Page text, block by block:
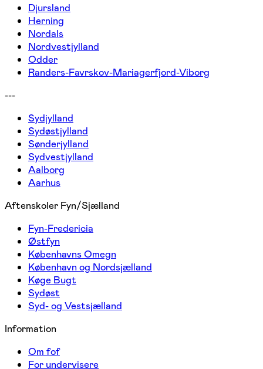
Djursland
Herning
Nordals
Nordvestjylland
Odder
Randers-Favrskov-Mariagerfjord-Viborg
---
Sydjylland
Sydøstjylland
Sønderjylland
Sydvestjylland
Aalborg
Aarhus
Aftenskoler Fyn/Sjælland
Fyn-Fredericia
Østfyn
Københavns Omegn
København og Nordsjælland
Køge Bugt
Sydøst
Syd- og Vestsjælland
Information
Om fof
For undervisere